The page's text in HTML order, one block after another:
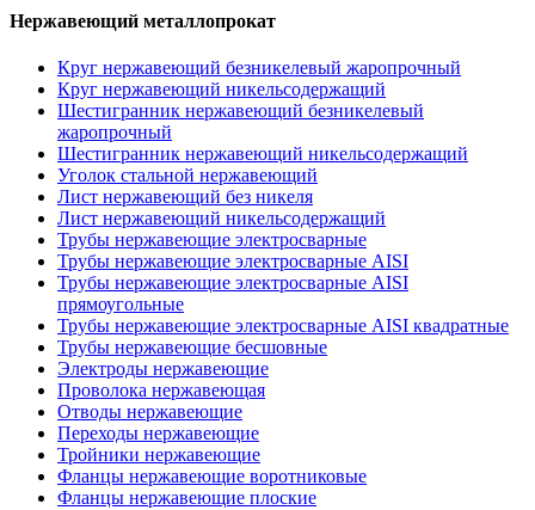
Нержавеющий металлопрокат
Круг нержавеющий безникелевый жаропрочный
Круг нержавеющий никельсодержащий
Шестигранник нержавеющий безникелевый
жаропрочный
Шестигранник нержавеющий никельсодержащий
Уголок стальной нержавеющий
Лист нержавеющий без никеля
Лист нержавеющий никельсодержащий
Трубы нержавеющие электросварные
Трубы нержавеющие электросварные AISI
Трубы нержавеющие электросварные AISI
прямоугольные
Трубы нержавеющие электросварные AISI квадратные
Трубы нержавеющие бесшовные
Электроды нержавеющие
Проволока нержавеющая
Отводы нержавеющие
Переходы нержавеющие
Тройники нержавеющие
Фланцы нержавеющие воротниковые
Фланцы нержавеющие плоские